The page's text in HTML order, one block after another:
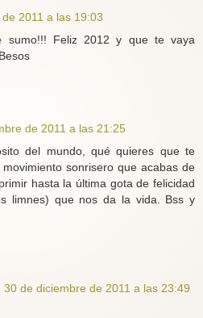
2011 a las 19:03
sumo!!! Feliz 2012 y que te vaya
de 2011 a las 21:25
del mundo, qué quieres que te
sonrisero que acabas de
hasta la última gota de felicidad
limnes) que nos da la vida. Bss y
30 de diciembre de 2011 a las 23:49